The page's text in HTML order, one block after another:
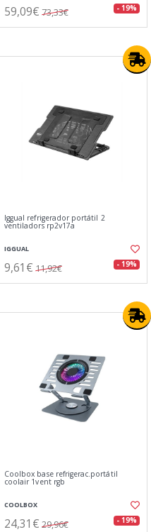
59,09€ 73,33€ - 19%
Iggual refrigerador portátil 2
ventiladors rp2v17a
IGGUAL
9,61€ 11,92€ - 19%
Coolbox base refrigerac.portátil
coolair 1vent rgb
COOLBOX
24,31€ 29,96€ - 19%